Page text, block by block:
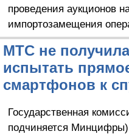
проведения аукционов
импортозамещения
МТС не
испытать
смартфонов к
Государственная
подчиняется Минцифры)